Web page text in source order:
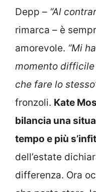
Depp – “Al
rimarca – è
amorevole. “Mi
momento difficile
che fare lo
fronzoli. Kate
bilancia una
tempo e più
dell’estate
differenza. Ora